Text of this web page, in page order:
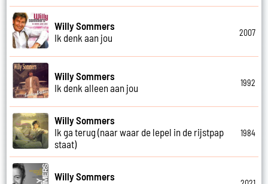
Willy Sommers
Ik denk aan jou
2007
Willy Sommers
Ik denk alleen aan jou
1992
Willy Sommers
Ik ga terug (naar waar de lepel in de rijstpap
staat)
1984
Willy Sommers